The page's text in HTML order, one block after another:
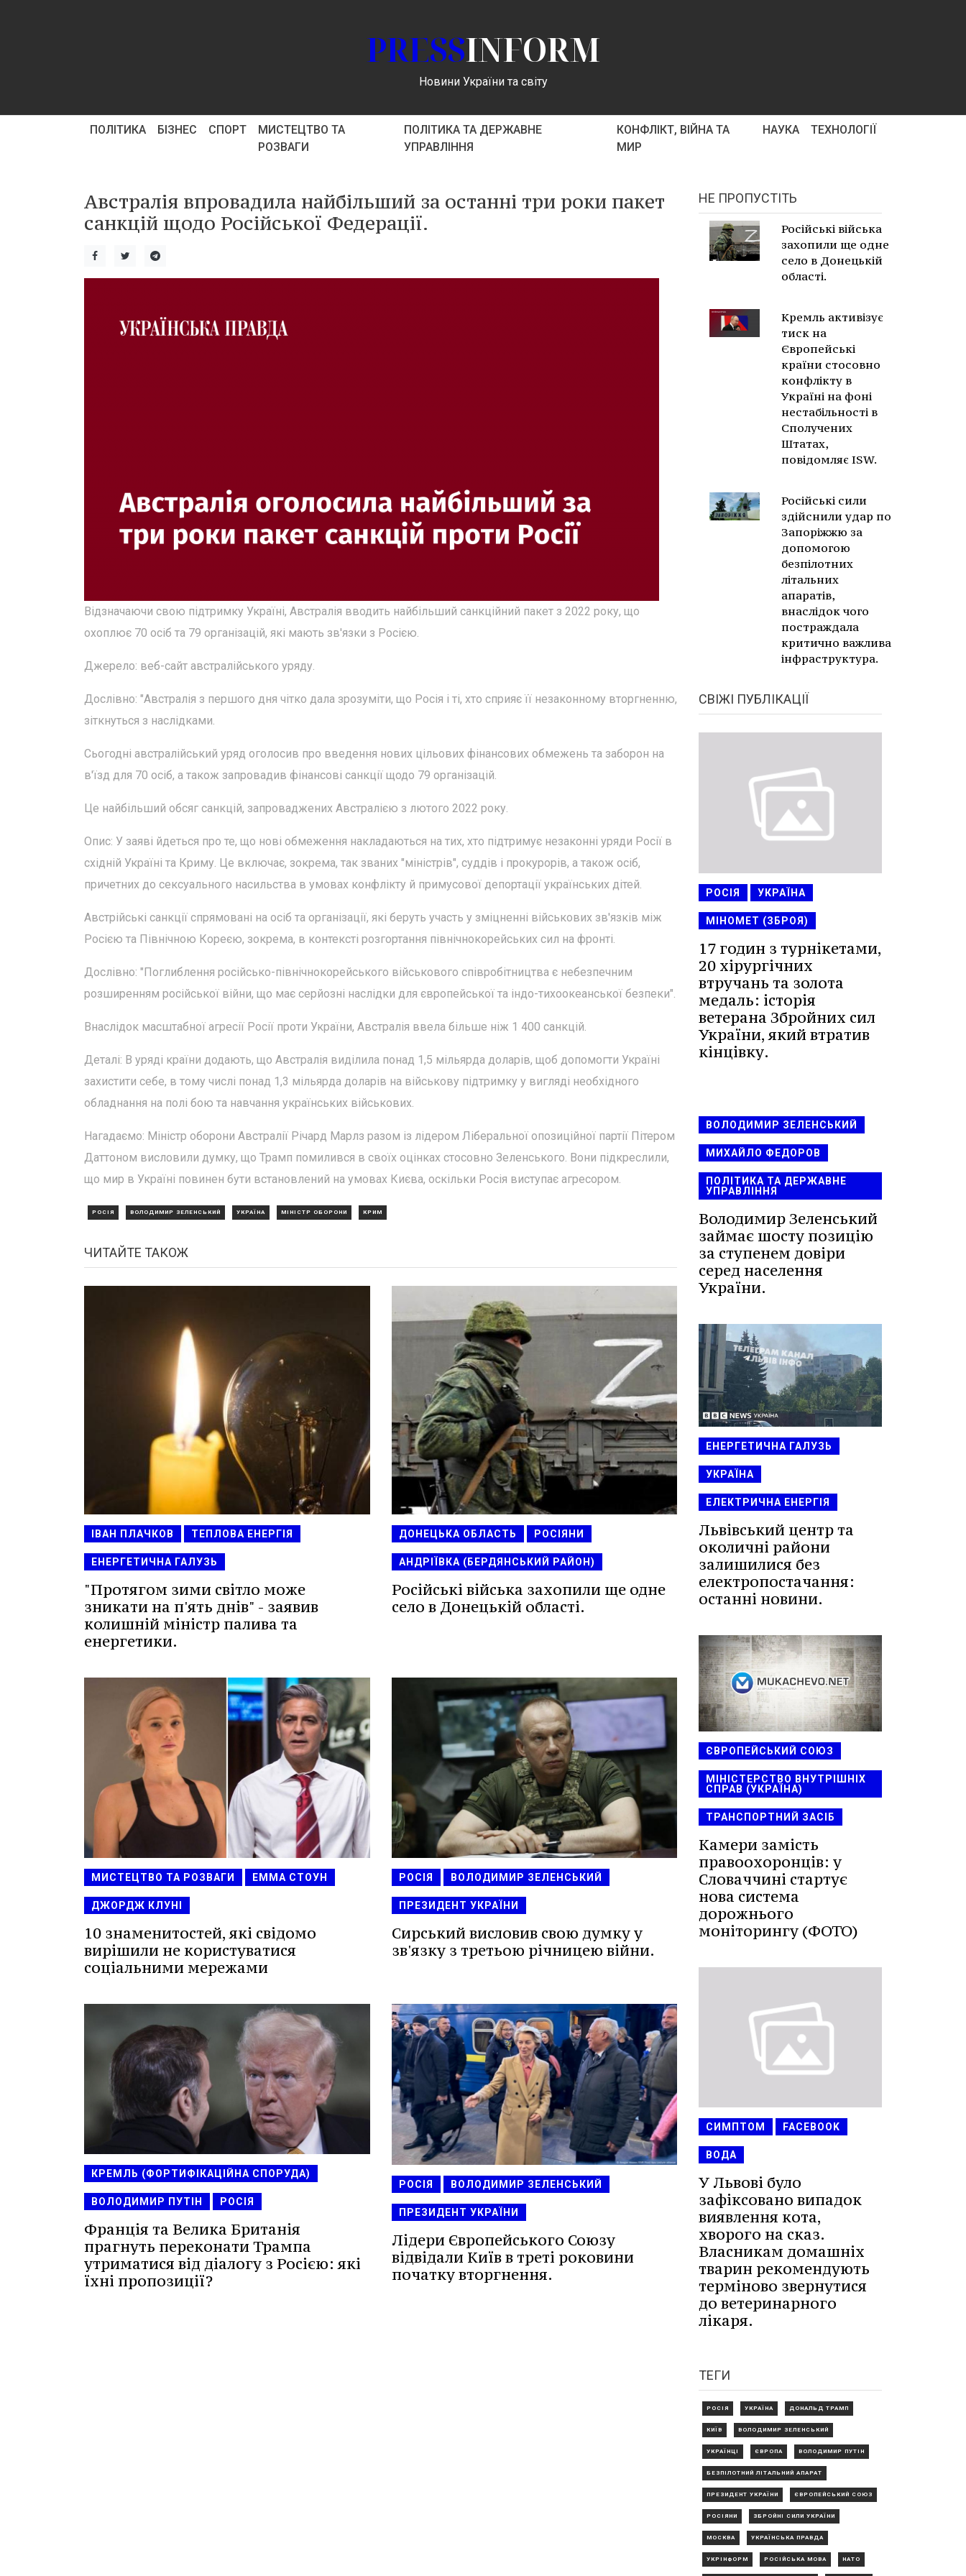
PRESSINFORM
Новини України та світу
ПОЛІТИКА БІЗНЕС СПОРТ
МИСТЕЦТВО ТА
РОЗВАГИ
ПОЛІТИКА ТА ДЕРЖАВНЕ
УПРАВЛІННЯ
КОНФЛІКТ, ВІЙНА ТА
МИР
НАУКА ТЕХНОЛОГІЇ
Австралія впровадила найбільший за останні три роки пакет
санкцій щодо Російської Федерації.
Відзначаючи свою підтримку Україні, Австралія вводить найбільший санкційний пакет з 2022 року, що
охоплює 70 осіб та 79 організацій, які мають зв'язки з Росією.
Джерело: веб-сайт австралійського уряду.
Дослівно: "Австралія з першого дня чітко дала зрозуміти, що Росія і ті, хто сприяє її незаконному вторгненню,
зіткнуться з наслідками.
Сьогодні австралійський уряд оголосив про введення нових цільових фінансових обмежень та заборон на
в'їзд для 70 осіб, а також запровадив фінансові санкції щодо 79 організацій.
Це найбільший обсяг санкцій, запроваджених Австралією з лютого 2022 року.
Опис: У заяві йдеться про те, що нові обмеження накладаються на тих, хто підтримує незаконні уряди Росії в
східній Україні та Криму. Це включає, зокрема, так званих "міністрів", суддів і прокурорів, а також осіб,
причетних до сексуального насильства в умовах конфлікту й примусової депортації українських дітей.
Австрійські санкції спрямовані на осіб та організації, які беруть участь у зміцненні військових зв'язків між
Росією та Північною Кореєю, зокрема, в контексті розгортання північнокорейських сил на фронті.
Дослівно: "Поглиблення російсько-північнокорейського військового співробітництва є небезпечним
розширенням російської війни, що має серйозні наслідки для європейської та індо-тихоокеанської безпеки".
Внаслідок масштабної агресії Росії проти України, Австралія ввела більше ніж 1 400 санкцій.
Деталі: В уряді країни додають, що Австралія виділила понад 1,5 мільярда доларів, щоб допомогти Україні
захистити себе, в тому числі понад 1,3 мільярда доларів на військову підтримку у вигляді необхідного
обладнання на полі бою та навчання українських військових.
Нагадаємо: Міністр оборони Австралії Річард Марлз разом із лідером Ліберальної опозиційної партії Пітером
Даттоном висловили думку, що Трамп помилився в своїх оцінках стосовно Зеленського. Вони підкреслили,
що мир в Україні повинен бути встановлений на умовах Києва, оскільки Росія виступає агресором.
РОСІЯ ВОЛОДИМИР ЗЕЛЕНСЬКИЙ УКРАЇНА МІНІСТР ОБОРОНИ КРИМ
ЧИТАЙТЕ ТАКОЖ
ІВАН ПЛАЧКОВ ТЕПЛОВА ЕНЕРГІЯ
ЕНЕРГЕТИЧНА ГАЛУЗЬ
"Протягом зими світло може
зникати на п'ять днів" - заявив
колишній міністр палива та
енергетики.
ДОНЕЦЬКА ОБЛАСТЬ РОСІЯНИ
АНДРІЇВКА (БЕРДЯНСЬКИЙ РАЙОН)
Російські війська захопили ще одне
село в Донецькій області.
МИСТЕЦТВО ТА РОЗВАГИ ЕММА СТОУН
ДЖОРДЖ КЛУНІ
10 знаменитостей, які свідомо
вирішили не користуватися
соціальними мережами
РОСІЯ ВОЛОДИМИР ЗЕЛЕНСЬКИЙ
ПРЕЗИДЕНТ УКРАЇНИ
Сирський висловив свою думку у
зв'язку з третьою річницею війни.
КРЕМЛЬ (ФОРТИФІКАЦІЙНА СПОРУДА)
ВОЛОДИМИР ПУТІН РОСІЯ
Франція та Велика Британія
прагнуть переконати Трампа
утриматися від діалогу з Росією: які
їхні пропозиції?
РОСІЯ ВОЛОДИМИР ЗЕЛЕНСЬКИЙ
ПРЕЗИДЕНТ УКРАЇНИ
Лідери Європейського Союзу
відвідали Київ в треті роковини
початку вторгнення.
НЕ ПРОПУСТІТЬ
Російські війська
захопили ще одне
село в Донецькій
області.
Кремль активізує
тиск на
Європейські
країни стосовно
конфлікту в
Україні на фоні
нестабільності в
Сполучених
Штатах,
повідомляє ISW.
Російські сили
здійснили удар по
Запоріжжю за
допомогою
безпілотних
літальних
апаратів,
внаслідок чого
постраждала
критично важлива
інфраструктура.
СВІЖІ ПУБЛІКАЦІЇ
РОСІЯ УКРАЇНА
МІНОМЕТ (ЗБРОЯ)
17 годин з турнікетами,
20 хірургічних
втручань та золота
медаль: історія
ветерана Збройних сил
України, який втратив
кінцівку.
ВОЛОДИМИР ЗЕЛЕНСЬКИЙ
МИХАЙЛО ФЕДОРОВ
ПОЛІТИКА ТА ДЕРЖАВНЕ
УПРАВЛІННЯ
Володимир Зеленський
займає шосту позицію
за ступенем довіри
серед населення
України.
ЕНЕРГЕТИЧНА ГАЛУЗЬ
УКРАЇНА
ЕЛЕКТРИЧНА ЕНЕРГІЯ
Львівський центр та
околичні райони
залишилися без
електропостачання:
останні новини.
ЄВРОПЕЙСЬКИЙ СОЮЗ
МІНІСТЕРСТВО ВНУТРІШНІХ
СПРАВ (УКРАЇНА)
ТРАНСПОРТНИЙ ЗАСІБ
Камери замість
правоохоронців: у
Словаччині стартує
нова система
дорожнього
моніторингу (ФОТО)
СИМПТОМ FACEBOOK
ВОДА
У Львові було
зафіксовано випадок
виявлення кота,
хворого на сказ.
Власникам домашніх
тварин рекомендують
терміново звернутися
до ветеринарного
лікаря.
ТЕГИ
РОСІЯ УКРАЇНА ДОНАЛЬД ТРАМП
КИЇВ ВОЛОДИМИР ЗЕЛЕНСЬКИЙ
УКРАЇНЦІ ЄВРОПА ВОЛОДИМИР ПУТІН
БЕЗПІЛОТНИЙ ЛІТАЛЬНИЙ АПАРАТ
ПРЕЗИДЕНТ УКРАЇНИ ЄВРОПЕЙСЬКИЙ СОЮЗ
РОСІЯНИ ЗБРОЙНІ СИЛИ УКРАЇНИ
МОСКВА УКРАЇНСЬКА ПРАВДА
УКРІНФОРМ РОСІЙСЬКА МОВА НАТО